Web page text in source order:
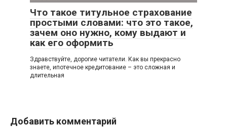
Что такое титульное страхование
простыми словами: что это такое,
зачем оно нужно, кому выдают и
как его оформить
Здравствуйте, дорогие читатели. Как вы прекрасно
знаете, ипотечное кредитование – это сложная и
длительная
Добавить комментарий